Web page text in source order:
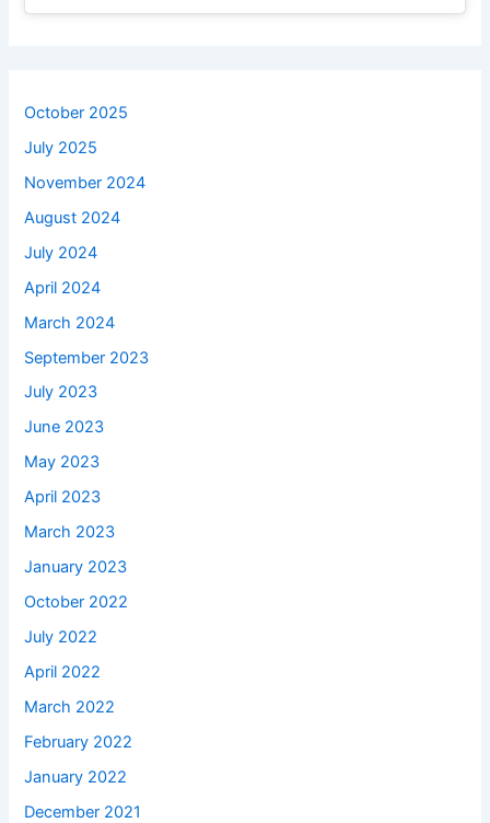
October 2025
July 2025
November 2024
August 2024
July 2024
April 2024
March 2024
September 2023
July 2023
June 2023
May 2023
April 2023
March 2023
January 2023
October 2022
July 2022
April 2022
March 2022
February 2022
January 2022
December 2021